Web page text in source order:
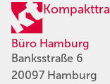
Büro Hamburg
Banksstraße 6
20097 Hamburg